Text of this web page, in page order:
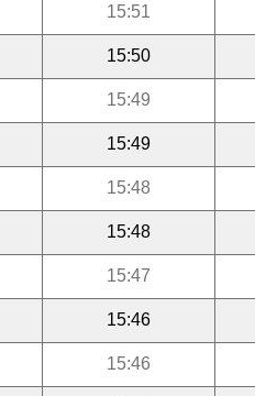
15:51
15:50
15:49
15:49
15:48
15:48
15:47
15:46
15:46